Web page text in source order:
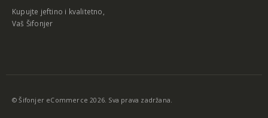
Kupujte jeftino i kvalitetno,
Vaš Šifonjer
© Šifonjer eCommerce 2026. Sva prava zadržana.